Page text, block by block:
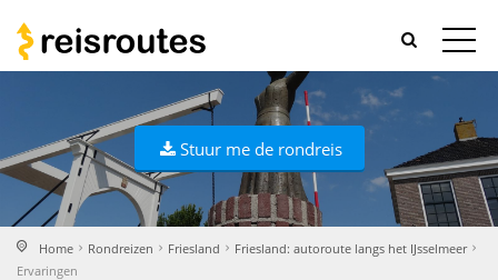
Stuur me de rondreis
Home Rondreizen Friesland
Friesland: autoroute langs het IJsselmeer
Ervaringen